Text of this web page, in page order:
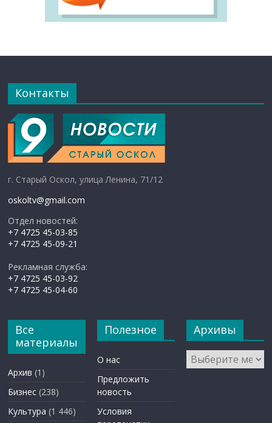
Контакты
г. Старый Оскол, улица Ленина, 71/12
oskoltv@gmail.com
Отдел новостей:
+7 4725 45-03-85
+7 4725 45-09-21
Рекламная служба:
+7 4725 45-03-92
+7 4725 45-04-60
Все
материалы
Архив (1)
Бизнес (238)
Культура (1 446)
Полезное
О нас
Предложить
новость
Условия
Архивы
Архивы